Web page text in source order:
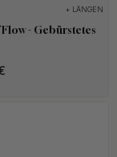
+ LÄNGEN
- Gebürstetes